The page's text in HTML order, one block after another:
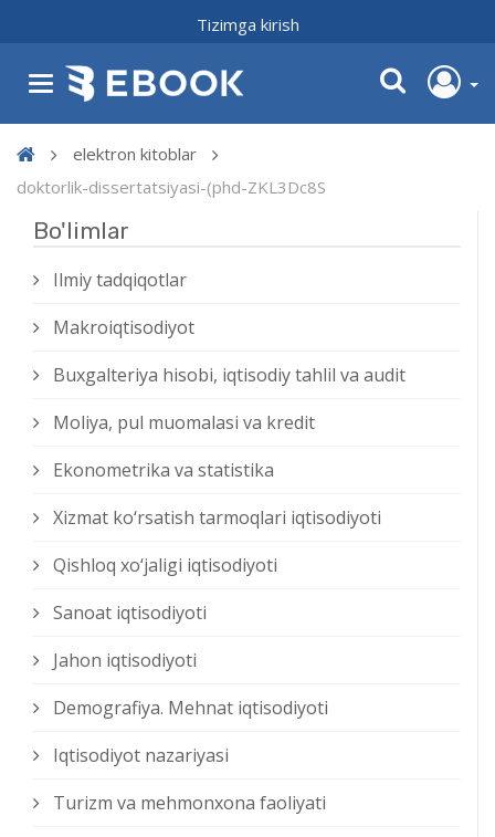
Tizimga kirish
elektron kitoblar
doktorlik-dissertatsiyasi-(phd-ZKL3Dc8S
Bo'limlar
Ilmiy tadqiqotlar
Makroiqtisodiyot
Buxgalteriya hisobi, iqtisodiy tahlil va audit
Moliya, pul muomalasi va kredit
Ekonometrika va statistika
Xizmat kо‘rsatish tarmoqlari iqtisodiyoti
Qishloq xо‘jaligi iqtisodiyoti
Sanoat iqtisodiyoti
Jahon iqtisodiyoti
Demografiya. Mehnat iqtisodiyoti
Iqtisodiyot nazariyasi
Turizm va mehmonxona faoliyati